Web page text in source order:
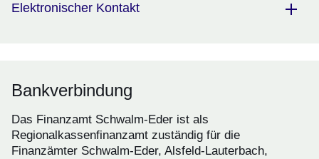
Elektronischer Kontakt
Bankverbindung
Das Finanzamt Schwalm-Eder ist als
Regionalkassenfinanzamt zuständig für die
Finanzämter Schwalm-Eder, Alsfeld-Lauterbach,